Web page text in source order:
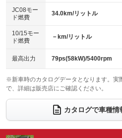
電動格納ミラー
：装備あり
：装備なし
パワーシート
ベンチシート
：装備なし
チップアップシート
：装備なし
：装備なし
ウォークスルー
：装備なし
電動リアゲート
：装備なし
JC08モー
ド燃費
34.0km/リットル
10/15モー
ド燃費
－km/リットル
最高出力 79ps(58kW)/5400rpm
※新車時のカタログデータとなります。実
で、詳細は販売店にご確認ください。
カタログで車種情